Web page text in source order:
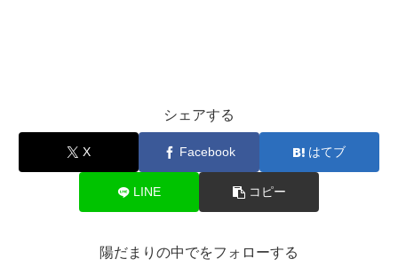
シェアする
X Facebook はてブ
LINE コピー
陽だまりの中でをフォローする